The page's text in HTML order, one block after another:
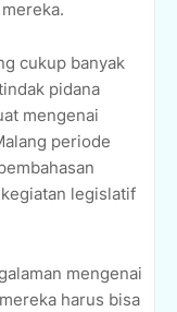
cukup banyak
pidana
mengenai
periode
legislatif
mengenai
harus bisa